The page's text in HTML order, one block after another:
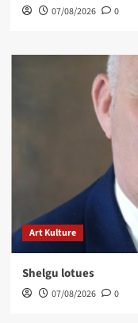
07/08/2026 0
Art Kulture
Shelgu lotues
07/08/2026 0